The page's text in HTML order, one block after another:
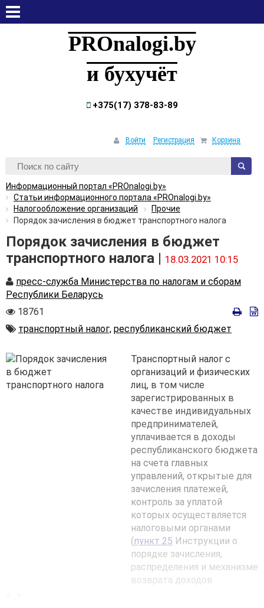
PROnalogi.by
и бухучёт
+375(17) 378-83-89
Войти Регистрация Корзина
Информационный портал «PROnalogi.by»
Статьи информационного портала «PROnalogi.by»
Налогообложение организаций
Прочие
Порядок зачисления в бюджет транспортного налога
Порядок зачисления в бюджет
транспортного налога | 18.03.2021 10:15
Автор
пресс-служба Министерства по налогам и сборам
Республики Беларусь
Количество
18761
Автор
транспортный налог, республиканский бюджет
Транспортный налог с
организаций и физических
лиц, в том числе
зарегистрированных в
качестве индивидуальных
предпринимателей,
уплачивается в доходы
республиканского бюджета
на счета главных
управлений, открытые для
зачисления платежей,
контроль за уплатой
которых осуществляется
налоговыми органами
(пункт 25 Инструкции о
порядке зачисления,
распределения и механизме
возврата доходов